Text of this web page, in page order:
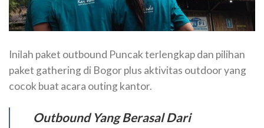
Inilah paket outbound Puncak terlengkap dan pilihan
paket gathering di Bogor plus aktivitas outdoor yang
cocok buat acara outing kantor.
Outbound Yang Berasal Dari